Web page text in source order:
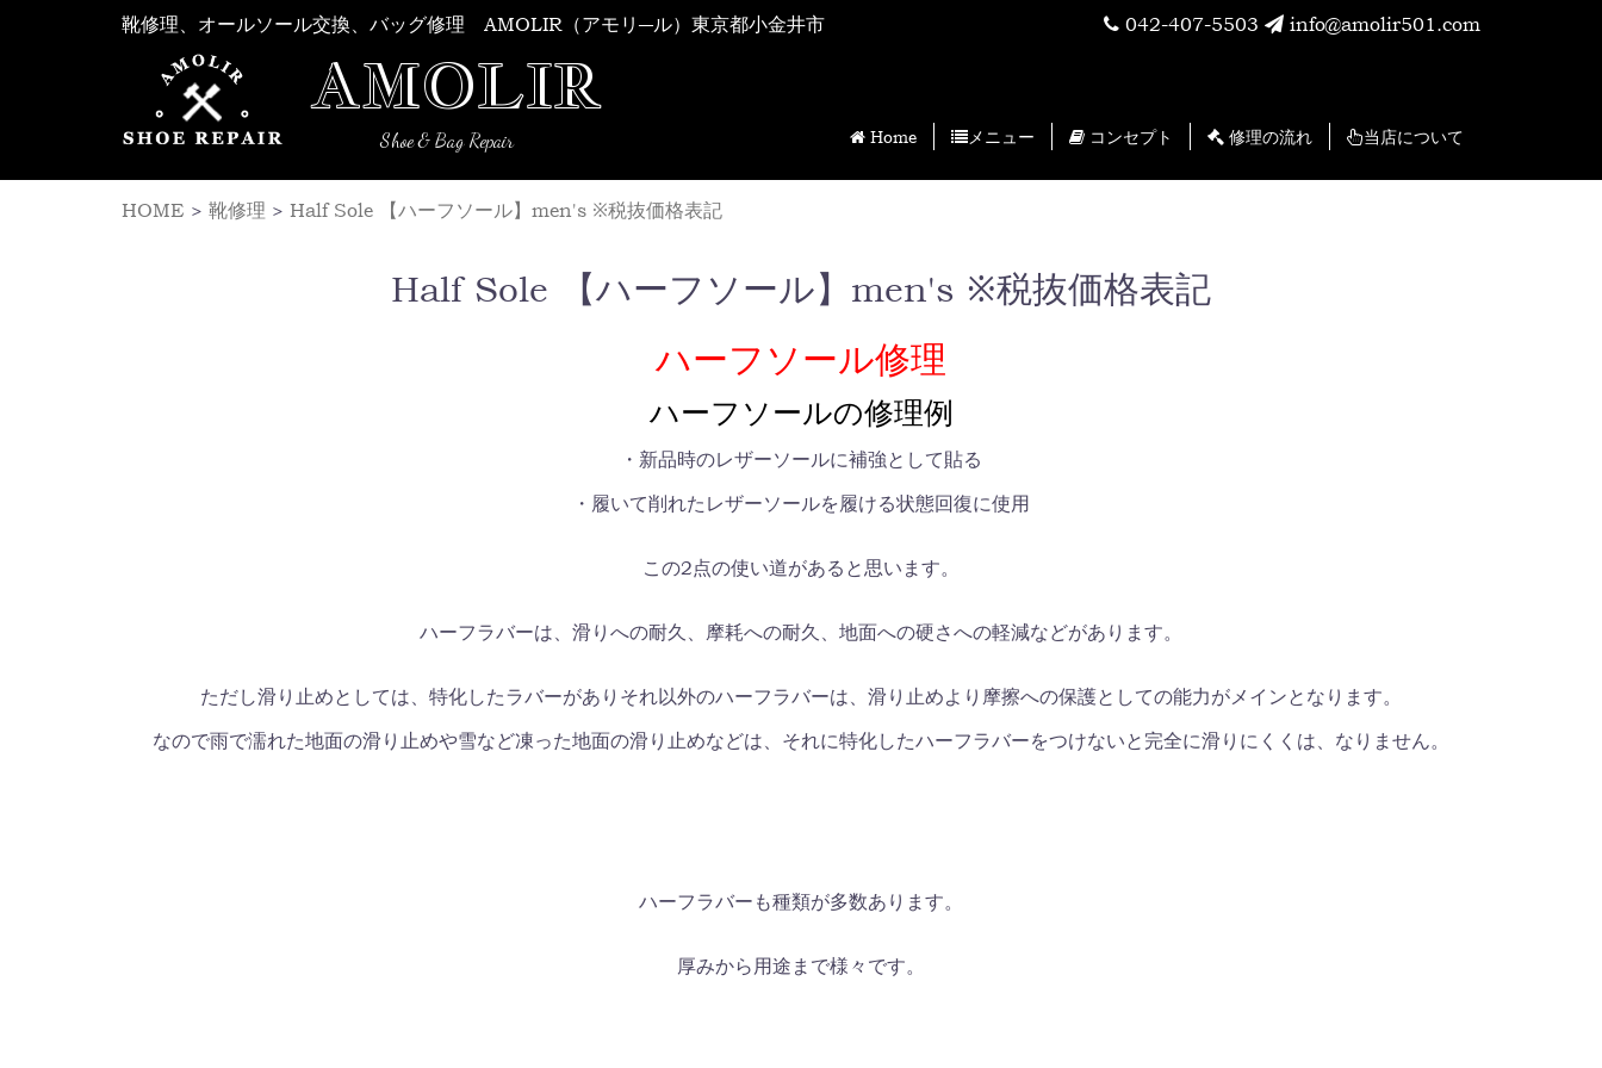
靴修理、オールソール交換、バッグ修理 AMOLIR（アモリ―ル）東京都小金井市 042-407-5503 info@amolir501.com
AMOLIR
Shoe & Bag Repair Home メニュー コンセプト 修理の流れ 当店について
HOME > 靴修理 > Half Sole 【ハーフソール】men's ※税抜価格表記
Half Sole 【ハーフソール】men's ※税抜価格表記
ハーフソール修理
ハーフソールの修理例
・新品時のレザーソールに補強として貼る
・履いて削れたレザーソールを履ける状態回復に使用
この2点の使い道があると思います。
ハーフラバーは、滑りへの耐久、摩耗への耐久、地面への硬さへの軽減などがあります。
ただし滑り止めとしては、特化したラバーがありそれ以外のハーフラバーは、滑り止めより摩擦への保護としての能力がメインとなります。
なので雨で濡れた地面の滑り止めや雪など凍った地面の滑り止めなどは、それに特化したハーフラバーをつけないと完全に滑りにくくは、なりません。
ハーフラバーも種類が多数あります。
厚みから用途まで様々です。